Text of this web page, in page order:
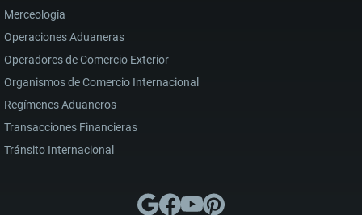
Merceología
Operaciones Aduaneras
Operadores de Comercio Exterior
Organismos de Comercio Internacional
Regímenes Aduaneros
Transacciones Financieras
Tránsito Internacional